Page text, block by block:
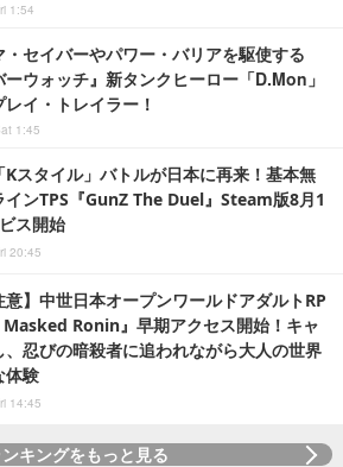
1:54
・セイバーやパワー・バリアを駆使する
ーウォッチ』新タンクヒーロー「D.Mon」
レイ・トレイラー！
1:45
Kスタイル」バトルが日本に再来！基本無
インTPS『GunZ The Duel』Steam版8月1
ス開始
20:45
意】中世日本オープンワールドアダルトRP
Masked Ronin』早期アクセス開始！キャ
、忍びの暗殺者に追われながら大人の世界
体験
14:45
キングをもっと見る